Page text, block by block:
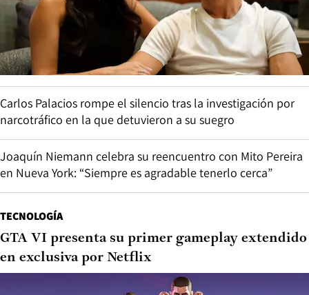
Carlos Palacios rompe el silencio tras la investigación por
narcotráfico en la que detuvieron a su suegro
Joaquín Niemann celebra su reencuentro con Mito Pereira
en Nueva York: “Siempre es agradable tenerlo cerca”
TECNOLOGÍA
GTA VI presenta su primer gameplay extendido
en exclusiva por Netflix